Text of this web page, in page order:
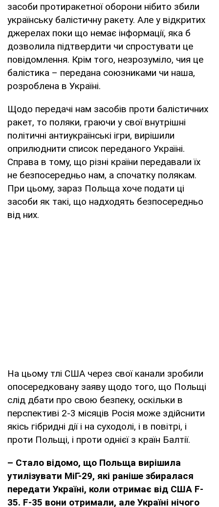
засоби протиракетної оборони нібито збили
українську балістичну ракету. Але у відкритих
джерелах поки що немає інформації, яка б
дозволила підтвердити чи спростувати це
повідомлення. Крім того, незрозуміло, чия це
балістика – передана союзниками чи наша,
розроблена в Україні.
Щодо передачі нам засобів проти балістичних
ракет, то поляки, граючи у свої внутрішні
політичні антиукраїнські ігри, вирішили
оприлюднити список переданого Україні.
Справа в тому, що різні країни передавали їх
не безпосередньо нам, а спочатку полякам.
При цьому, зараз Польща хоче подати ці
засоби як такі, що надходять безпосередньо
від них.
На цьому тлі США через свої канали зробили
опосередковану заяву щодо того, що Польщі
слід дбати про свою безпеку, оскільки в
перспективі 2-3 місяців Росія може здійснити
якісь гібридні дії і на суходолі, і в повітрі, і
проти Польщі, і проти однієї з країн Балтії.
– Стало відомо, що Польща вирішила
утилізувати МіГ-29, які раніше збиралася
передати Україні, коли отримає від США F-
35. F-35 вони отримали, але Україні нічого